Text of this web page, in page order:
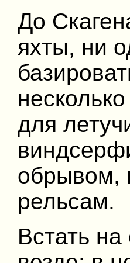
До
яхты, ни
для
обрывом,
рельсам.
Встать